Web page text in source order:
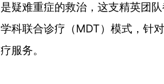
是疑难重症的救治，这支精英团
学科联合诊疗（MDT）模式，针
疗服务。